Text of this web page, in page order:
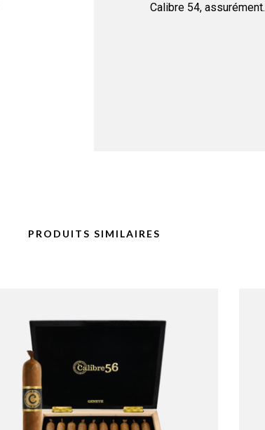
Calibre 54, assurément.
PRODUITS SIMILAIRES